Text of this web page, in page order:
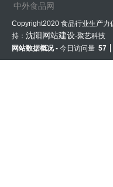
中外食品网
Copyright2020 食品行业生产力
持： 沈阳网站建设-聚艺科技
网站数据概况 - 今日访问量 57